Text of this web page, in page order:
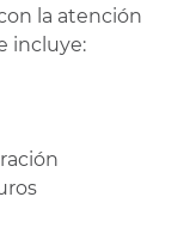
la atención
incluye: